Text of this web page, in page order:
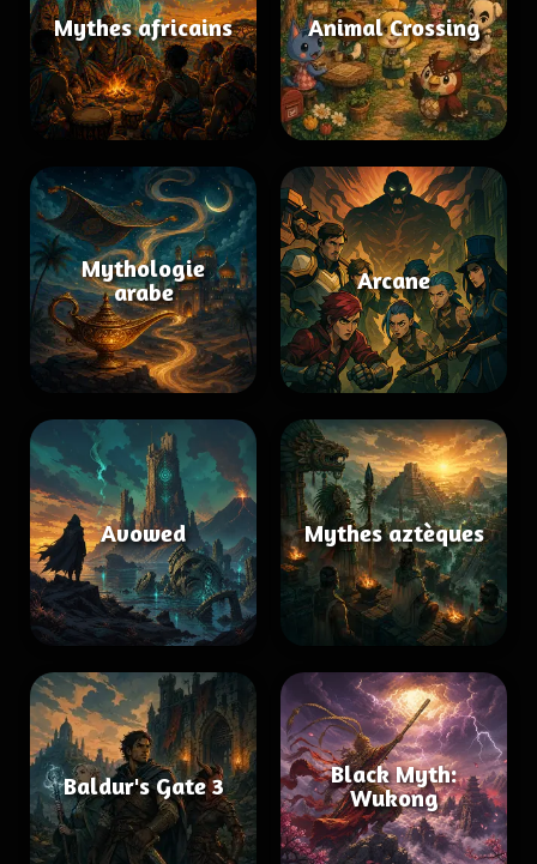
Mythes africains Animal Crossing
Mythologie
arabe
Arcane
Avowed Mythes aztèques
Baldur's Gate 3
Black Myth:
Wukong